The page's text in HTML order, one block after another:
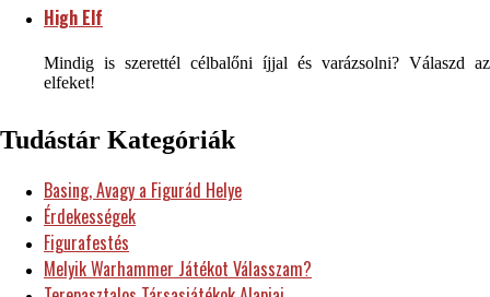
High Elf
Mindig is szerettél célbalőni íjjal és varázsolni? Válaszd az
elfeket!
Tudástár Kategóriák
Basing, Avagy a Figurád Helye
Érdekességek
Figurafestés
Melyik Warhammer Játékot Válasszam?